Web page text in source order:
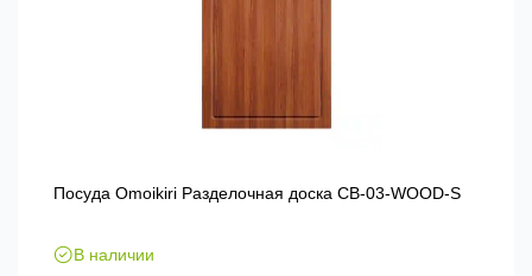
Посуда Omoikiri Разделочная доска CB-03-WOOD-S
В наличии